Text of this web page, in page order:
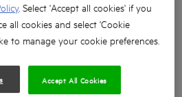
motor de 1.100W
de lijado de 100mm x 140mm
. Select 'Accept all cookies' if you
all cookies and select 'Cookie
to manage your cookie preferences.
Accept All Cookies